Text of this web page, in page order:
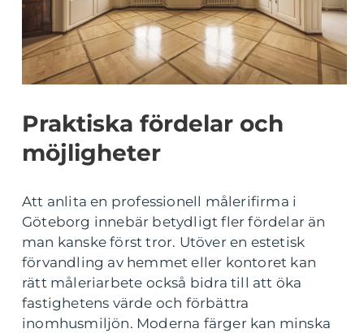
Praktiska fördelar och
möjligheter
Att anlita en professionell målerifirma i
Göteborg innebär betydligt fler fördelar än
man kanske först tror. Utöver en estetisk
förvandling av hemmet eller kontoret kan
rätt måleriarbete också bidra till att öka
fastighetens värde och förbättra
inomhusmiljön. Moderna färger kan minska